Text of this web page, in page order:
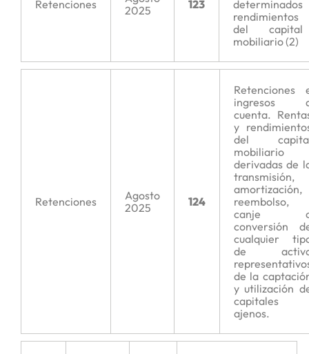
Retenciones
2025
123
determinados
rendimientos
del capital
mobiliario (2)
Retenciones
Agosto
2025
124
Retenciones
ingresos
cuenta.
y
del
mobiliario
derivadas de
transmisión,
amortización,
reembolso,
canje
conversión
cualquier
de
de la
y utilización
capitales
ajenos.